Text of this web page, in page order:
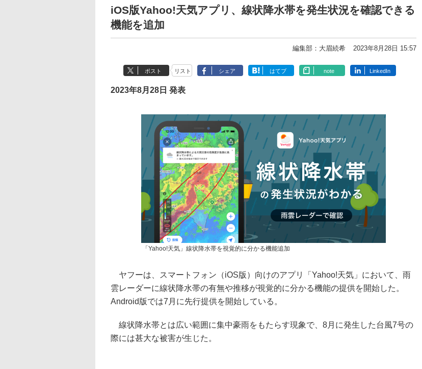
iOS版Yahoo!天気アプリ、線状降水帯を発生状況を確認できる
機能を追加
編集部：大眉続希 2023年8月28日 15:57
ポスト リスト シェア はてブ note LinkedIn
2023年8月28日 発表
「Yahoo!天気」線状降水帯を視覚的に分かる機能追加
ヤフーは、スマートフォン（iOS版）向けのアプリ「Yahoo!天気」において、雨
雲レーダーに線状降水帯の有無や推移が視覚的に分かる機能の提供を開始した。
Android版では7月に先行提供を開始している。
線状降水帯とは広い範囲に集中豪雨をもたらす現象で、8月に発生した台風7号の
際には甚大な被害が生じた。